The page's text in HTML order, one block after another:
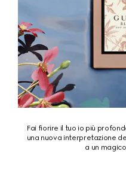
Fai fiorire il tuo io più
una nuova interpretazione
a un